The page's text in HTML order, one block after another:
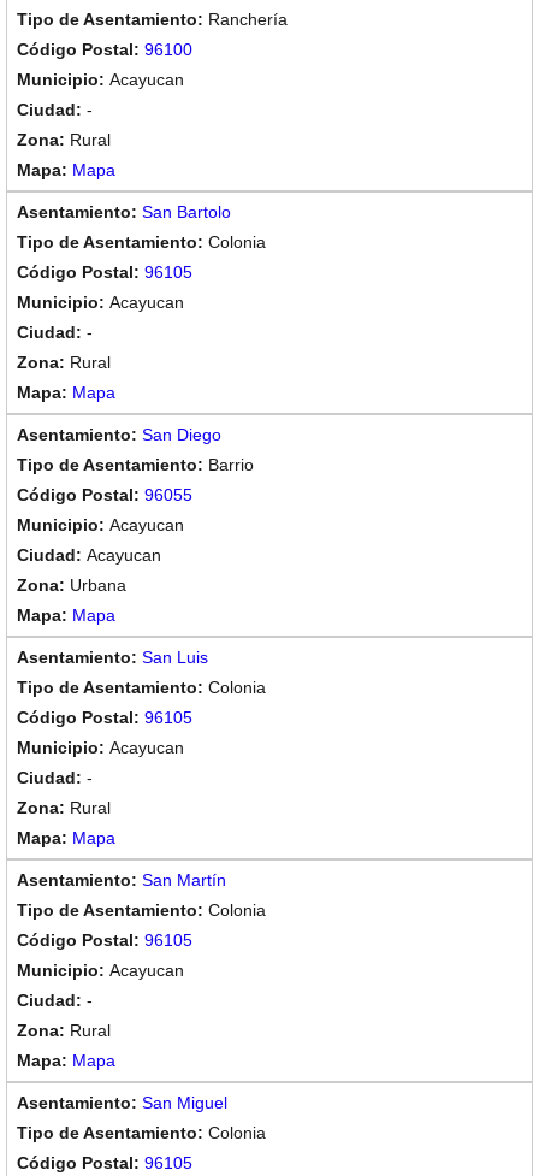
Ranchería
96100
Acayucan
-
Rural
Mapa
San Bartolo
Colonia
96105
Acayucan
-
Rural
Mapa
San Diego
Barrio
96055
Acayucan
Acayucan
Urbana
Mapa
San Luis
Colonia
96105
Acayucan
-
Rural
Mapa
San Martín
Colonia
96105
Acayucan
-
Rural
Mapa
San Miguel
Colonia
96105